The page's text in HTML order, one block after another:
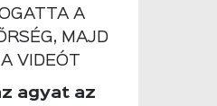
A
MAJD
VIDEÓT
agyat az